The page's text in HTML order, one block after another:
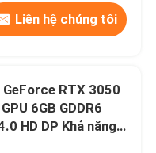
Liên hệ chúng tôi
GeForce RTX 3050
6GB GDDR6
HD DP Khả năng
PC